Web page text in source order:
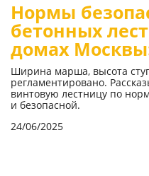
Нормы
бетонных
домах
Ширина марша, высота
регламентировано.
винтовую лестницу по
и безопасной.
24/06/2025